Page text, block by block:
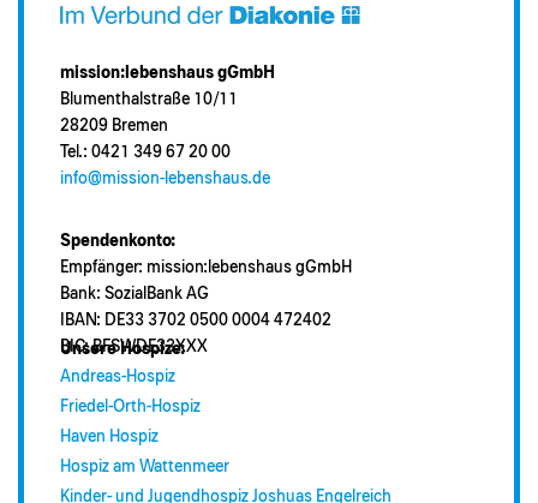
mission:lebenshaus gGmbH
Blumenthalstraße 10/11
28209 Bremen
Tel.: 0421 349 67 20 00
info@mission-lebenshaus.de
Spendenkonto:
Empfänger: mission:lebenshaus gGmbH
Bank: SozialBank AG
IBAN: DE33 3702 0500 0004 472402
BIC: BFSWDE33XXX
Unsere Hospize:
Andreas-Hospiz
Friedel-Orth-Hospiz
Haven Hospiz
Hospiz am Wattenmeer
Kinder- und Jugendhospiz Joshuas Engelreich